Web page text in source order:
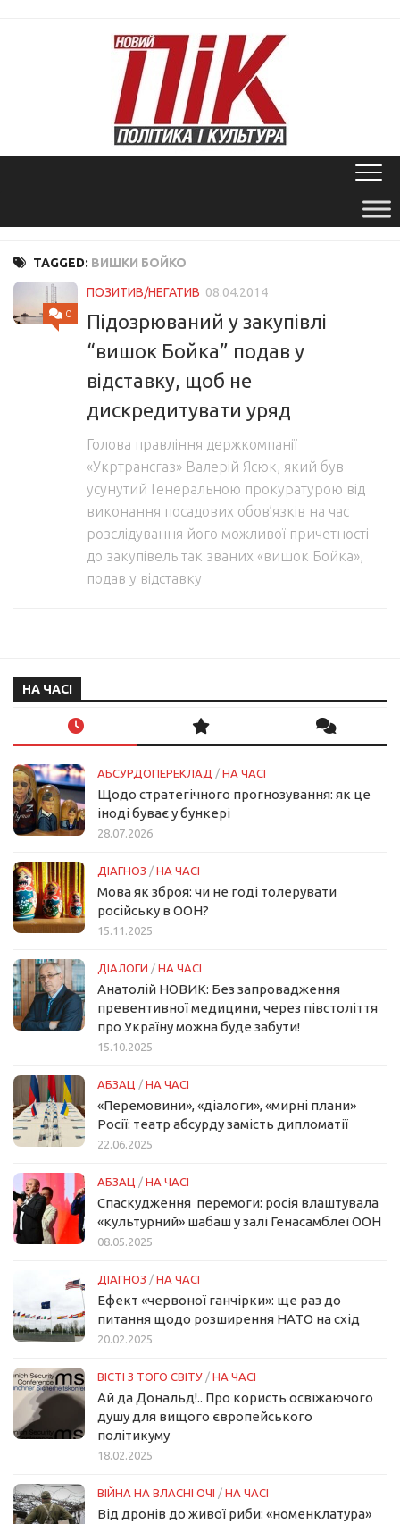
TAGGED: ВИШКИ БОЙКО
0
ПОЗИТИВ/НЕГАТИВ 08.04.2014
Підозрюваний у закупівлі
“вишок Бойка” подав у
відставку, щоб не
дискредитувати уряд
Голова правління держкомпанії
«Укртрансгаз» Валерій Ясюк, який був
усунутий Генеральною прокуратурою від
виконання посадових обов’язків на час
розслідування його можливої причетності
до закупівель так званих «вишок Бойка»,
подав у відставку
НА ЧАСІ
АБСУРДОПЕРЕКЛАД / НА ЧАСІ
Щодо стратегічного прогнозування: як це
іноді буває у бункері
28.07.2026
ДІАГНОЗ / НА ЧАСІ
Мова як зброя: чи не годі толерувати
російську в ООН?
15.11.2025
ДІАЛОГИ / НА ЧАСІ
Анатолій НОВИК: Без запровадження
превентивної медицини, через півстоліття
про Україну можна буде забути!
15.10.2025
АБЗАЦ / НА ЧАСІ
«Перемовини», «діалоги», «мирні плани»
Росії: театр абсурду замість дипломатії
22.06.2025
АБЗАЦ / НА ЧАСІ
Спаскудження перемоги: росія влаштувала
«культурний» шабаш у залі Генасамблеї ООН
08.05.2025
ДІАГНОЗ / НА ЧАСІ
Ефект «червоної ганчірки»: ще раз до
питання щодо розширення НАТО на схід
20.02.2025
ВІСТІ З ТОГО СВІТУ / НА ЧАСІ
Ай да Дональд!.. Про користь освіжаючого
душу для вищого європейського
політикуму
18.02.2025
ВІЙНА НА ВЛАСНІ ОЧІ / НА ЧАСІ
Від дронів до живої риби: «номенклатура»